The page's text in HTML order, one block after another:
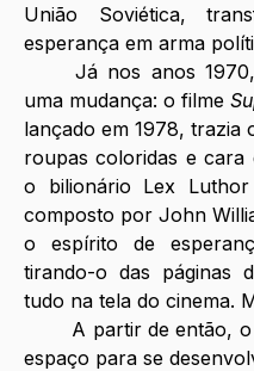
União Soviética,
esperança em arma
Já nos anos
uma mudança: o filme
lançado em 1978, trazia
roupas coloridas e
o bilionário Lex
composto por John
o espírito de
tirando-o das páginas
tudo na tela do cinema.
A partir de então,
espaço para se